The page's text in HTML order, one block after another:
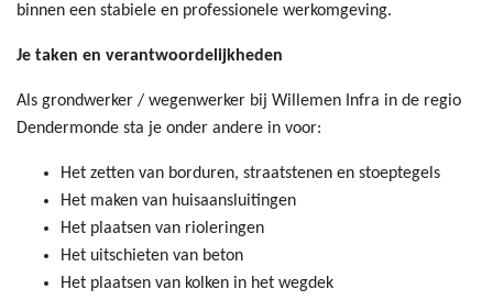
binnen een stabiele en professionele werkomgeving.
Je taken en verantwoordelijkheden
Als grondwerker / wegenwerker bij Willemen Infra in de regio
Dendermonde sta je onder andere in voor:
Het zetten van borduren, straatstenen en stoeptegels
Het maken van huisaansluitingen
Het plaatsen van rioleringen
Het uitschieten van beton
Het plaatsen van kolken in het wegdek